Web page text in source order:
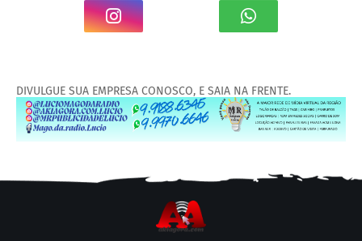
DIVULGUE SUA EMPRESA CONOSCO, E SAIA NA FRENTE.